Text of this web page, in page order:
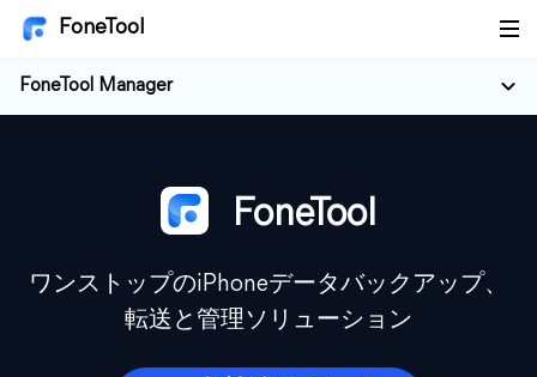
FoneTool
FoneTool Manager
FoneTool
ワンストップのiPhoneデータバックアップ、
転送と管理ソリューション